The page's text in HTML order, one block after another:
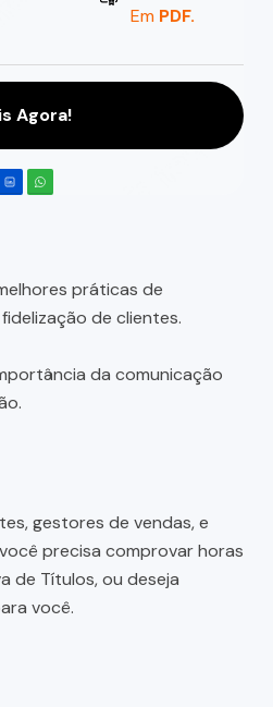
Em PDF.
Agora!
práticas de
de clientes.
da comunicação
gestores de vendas, e
precisa comprovar horas
de Títulos, ou deseja
você.